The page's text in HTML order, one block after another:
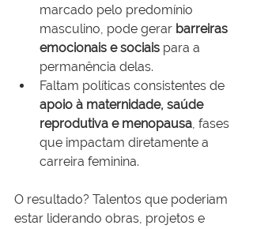
marcado pelo predomínio
masculino, pode gerar barreiras
emocionais e sociais para a
permanência delas.
Faltam políticas consistentes de
apoio à maternidade, saúde
reprodutiva e menopausa, fases
que impactam diretamente a
carreira feminina.
O resultado? Talentos que poderiam
estar liderando obras, projetos e